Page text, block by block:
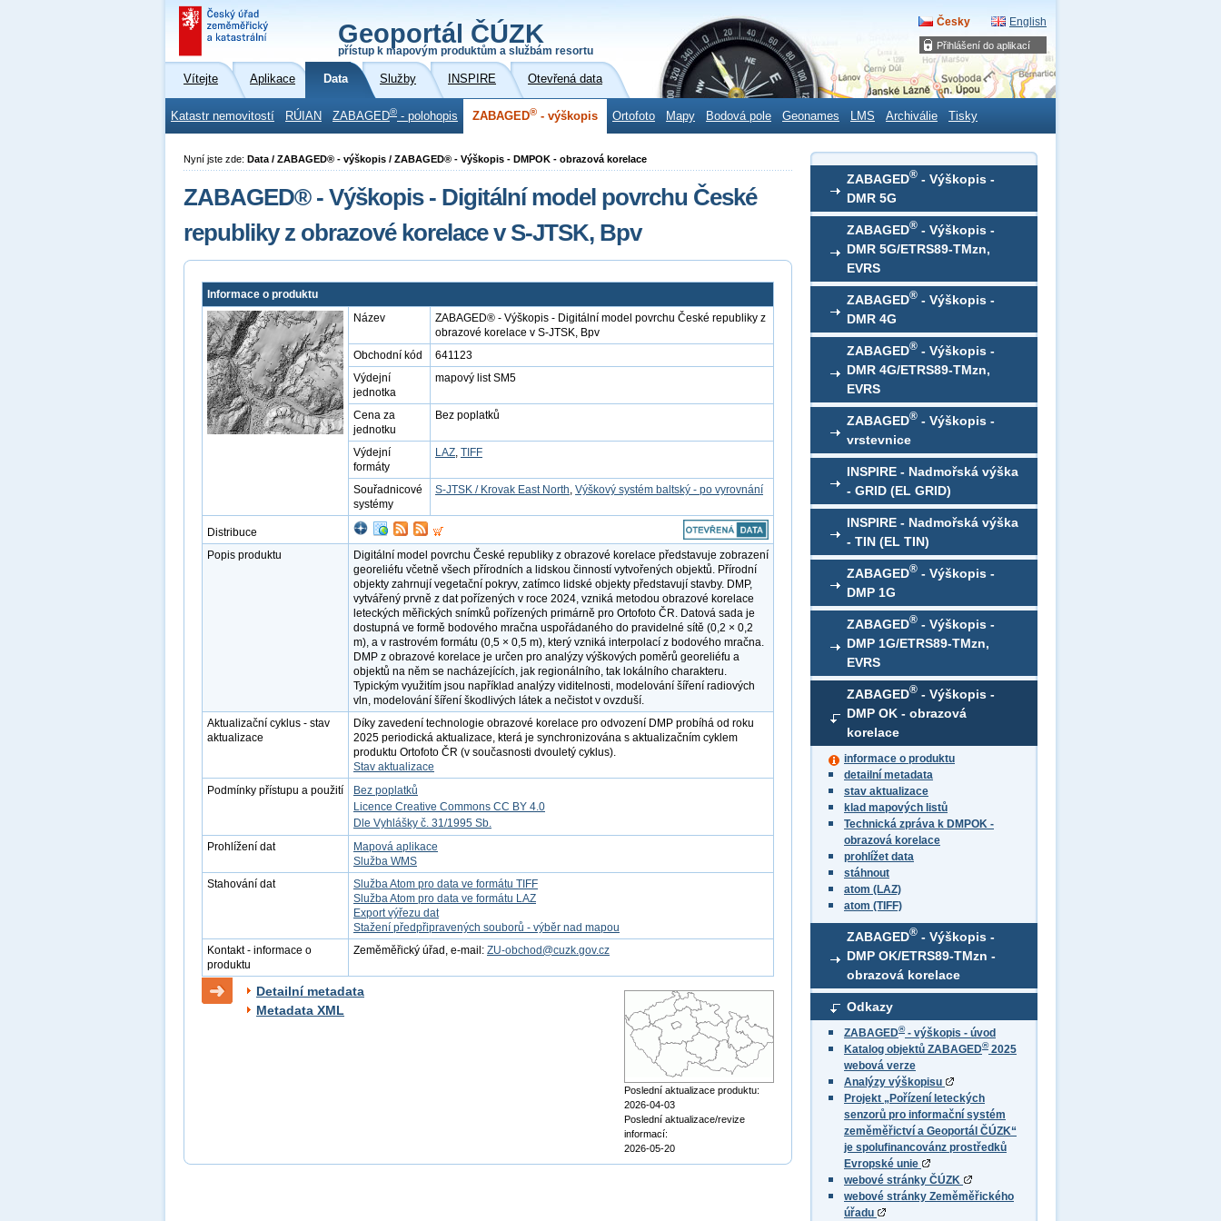
Přihlášení do aplikací
Geoportál ČÚZK
přístup k mapovým produktům a službám resortu
Česky English
Vítejte Aplikace Data Služby INSPIRE Otevřená data
Katastr nemovitostí RÚIAN ZABAGED® - polohopis ZABAGED® - výškopis Ortofoto Mapy Bodová pole Geonames LMS Archiválie Tisky
ZABAGED® - Výškopis -
DMR 5G
ZABAGED® - Výškopis -
DMR 5G/ETRS89-TMzn,
EVRS
ZABAGED® - Výškopis -
DMR 4G
ZABAGED® - Výškopis -
DMR 4G/ETRS89-TMzn,
EVRS
ZABAGED® - Výškopis -
vrstevnice
INSPIRE - Nadmořská výška
- GRID (EL GRID)
INSPIRE - Nadmořská výška
- TIN (EL TIN)
ZABAGED® - Výškopis -
DMP 1G
ZABAGED® - Výškopis -
DMP 1G/ETRS89-TMzn,
EVRS
ZABAGED® - Výškopis -
DMP OK - obrazová
korelace
informace o produktu
detailní metadata
stav aktualizace
klad mapových listů
Technická zpráva k DMPOK -
obrazová korelace
prohlížet data
stáhnout
atom (LAZ)
atom (TIFF)
ZABAGED® - Výškopis -
DMP OK/ETRS89-TMzn -
obrazová korelace
Odkazy
ZABAGED®- výškopis - úvod
Katalog objektů ZABAGED®2025
webová verze
Analýzy výškopisu
Projekt „Pořízení leteckých
senzorů pro informační systém
zeměměřictví a Geoportál ČÚZK“
je spolufinancovánz prostředků
Evropské unie
webové stránky ČÚZK
webové stránky Zeměměřického
úřadu
Nyní jste zde: Data / ZABAGED® - výškopis / ZABAGED® - Výškopis - DMPOK - obrazová korelace
ZABAGED® - Výškopis - Digitální model povrchu České
republiky z obrazové korelace v S-JTSK, Bpv
Informace o produktu
Název
ZABAGED® - Výškopis - Digitální model povrchu České republiky z
obrazové korelace v S-JTSK, Bpv
Obchodní kód
641123
Výdejní
jednotka
mapový list SM5
Cena za
jednotku
Bez poplatků
Výdejní
formáty
LAZ, TIFF
Souřadnicové
systémy
S-JTSK / Krovak East North, Výškový systém baltský - po vyrovnání
Distribuce
Popis produktu
Digitální model povrchu České republiky z obrazové korelace představuje zobrazení
georeliéfu včetně všech přírodních a lidskou činností vytvořených objektů. Přírodní
objekty zahrnují vegetační pokryv, zatímco lidské objekty představují stavby. DMP,
vytvářený prvně z dat pořízených v roce 2024, vzniká metodou obrazové korelace
leteckých měřických snímků pořízených primárně pro Ortofoto ČR. Datová sada je
dostupná ve formě bodového mračna uspořádaného do pravidelné sítě (0,2 × 0,2
m), a v rastrovém formátu (0,5 × 0,5 m), který vzniká interpolací z bodového mračna.
DMP z obrazové korelace je určen pro analýzy výškových poměrů georeliéfu a
objektů na něm se nacházejících, jak regionálního, tak lokálního charakteru.
Typickým využitím jsou například analýzy viditelnosti, modelování šíření radiových
vln, modelování šíření škodlivých látek a nečistot v ovzduší.
Aktualizační cyklus - stav
aktualizace
Díky zavedení technologie obrazové korelace pro odvození DMP probíhá od roku
2025 periodická aktualizace, která je synchronizována s aktualizačním cyklem
produktu Ortofoto ČR (v současnosti dvouletý cyklus).
Stav aktualizace
Podmínky přístupu a použití
Bez poplatků
Licence Creative Commons CC BY 4.0
Dle Vyhlášky č. 31/1995 Sb.
Prohlížení dat
Mapová aplikace
Služba WMS
Stahování dat
Služba Atom pro data ve formátu TIFF
Služba Atom pro data ve formátu LAZ
Export výřezu dat
Stažení předpřipravených souborů - výběr nad mapou
Kontakt - informace o
produktu
Zeměměřický úřad, e-mail: ZU-obchod@cuzk.gov.cz
Detailní metadata
Metadata XML
Poslední aktualizace produktu:
2026-04-03
Poslední aktualizace/revize
informací:
2026-05-20